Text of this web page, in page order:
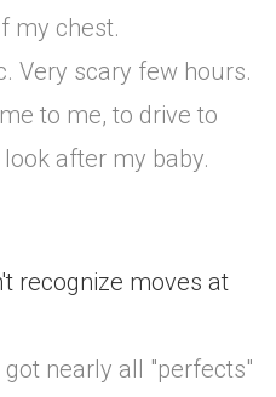
my chest.
Very scary few hours.
to me, to drive to
after my baby.
recognize moves at
nearly all "perfects"